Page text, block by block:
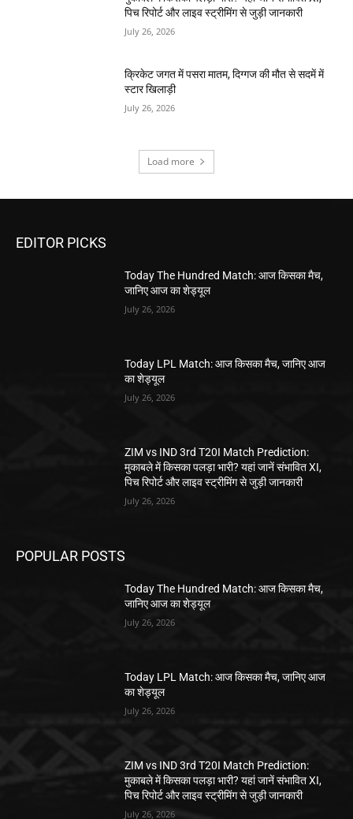
पिच रिपोर्ट और लाइव स्ट्रीमिंग से जुड़ी जानकारी
July 26, 2026
क्रिकेट जगत में पसरा मातम, दिग्गज की मौत से सदमें में
स्टार खिलाड़ी
July 26, 2026
Load more
EDITOR PICKS
Today The Hundred Match: आज किसका मैच,
जानिए आज का शेड्यूल
July 26, 2026
Today LPL Match: आज किसका मैच, जानिए आज
का शेड्यूल
July 26, 2026
ZIM vs IND 3rd T20I Match Prediction:
मुकाबले में किसका पलड़ा भारी? यहां जानें संभावित XI,
पिच रिपोर्ट और लाइव स्ट्रीमिंग से जुड़ी जानकारी
July 26, 2026
POPULAR POSTS
Today The Hundred Match: आज किसका मैच,
जानिए आज का शेड्यूल
July 26, 2026
Today LPL Match: आज किसका मैच, जानिए आज
का शेड्यूल
July 26, 2026
ZIM vs IND 3rd T20I Match Prediction:
मुकाबले में किसका पलड़ा भारी? यहां जानें संभावित XI,
पिच रिपोर्ट और लाइव स्ट्रीमिंग से जुड़ी जानकारी
July 26, 2026